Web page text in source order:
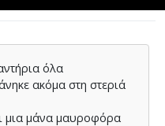
όλα
ακόµα στη στεριά
µια µάνα µαυροφόρα